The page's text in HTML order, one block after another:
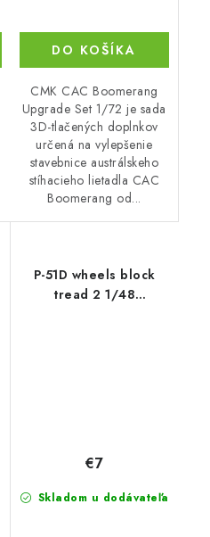
DO KOŠÍKA
CMK CAC Boomerang
Upgrade Set 1/72 je sada
3D-tlačených doplnkov
určená na vylepšenie
stavebnice austrálskeho
stíhacieho lietadla CAC
Boomerang od...
P-51D wheels block
tread 2 1/48
Skladom u dodávateľa
€7